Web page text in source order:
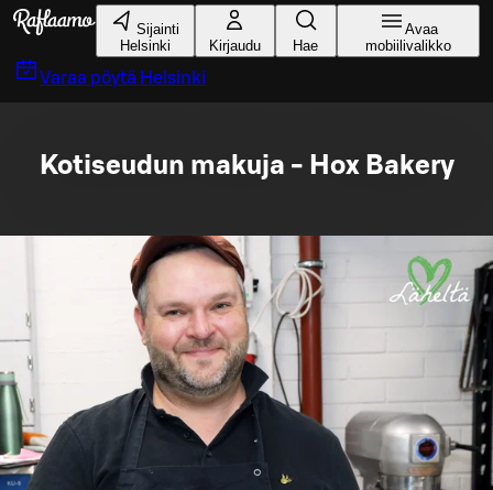
Siirry pääsisältöön
Sijainti
Helsinki
Kirjaudu Hae
Avaa
mobiilivalikko
Varaa pöytä Helsinki
Kotiseudun makuja - Hox Bakery